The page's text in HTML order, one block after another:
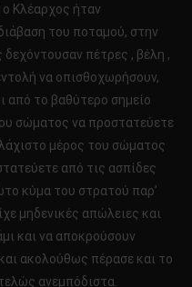
Κλέαρχος ήταν
του ποταμού, στην
δεχόντουσαν πέτρες , βέλη ,
να οπισθοχωρήσουν,
από το βαθύτερο σημείο
σώματος να προστατεύετε
μέρος του σώματος
από τις ασπίδες
κύμα του στρατού παρ’
μηδενικές απώλειες και
και να αποκρούσουν
ακολούθως πέρασε και το
ανεμπόδιστα.